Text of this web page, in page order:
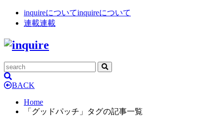
inquireについてinquireについて
連載連載
BACK
Home
「グッドパッチ」タグの記事一覧